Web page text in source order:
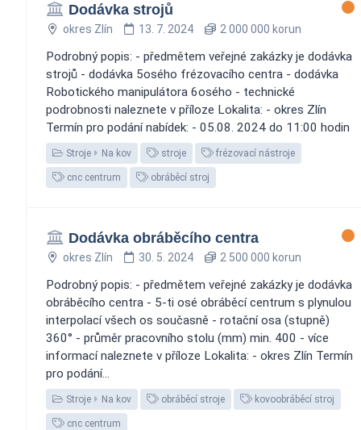
Dodávka strojů
okres Zlín 13. 7. 2024 2 000 000 korun
Podrobný popis: - předmětem veřejné zakázky je dodávka
strojů - dodávka 5osého frézovacího centra - dodávka
Robotického manipulátora 6osého - technické
podrobnosti naleznete v příloze Lokalita: - okres Zlín
Termín pro podání nabídek: - 05.08. 2024 do 11:00 hodin
Stroje Na kov stroje frézovací nástroje
cnc centrum obráběcí stroj
Dodávka obráběcího centra
okres Zlín 30. 5. 2024 2 500 000 korun
Podrobný popis: - předmětem veřejné zakázky je dodávka
obráběcího centra - 5-ti osé obráběcí centrum s plynulou
interpolací všech os současně - rotační osa (stupně)
360° - průměr pracovního stolu (mm) min. 400 - více
informací naleznete v příloze Lokalita: - okres Zlín Termín
pro podání...
Stroje Na kov obráběcí stroje kovoobráběcí stroj
cnc centrum